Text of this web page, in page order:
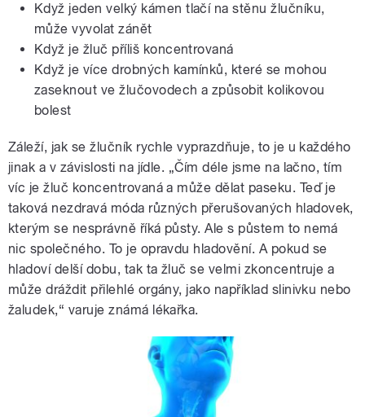
Když jeden velký kámen tlačí na stěnu žlučníku,
může vyvolat zánět
Když je žluč příliš koncentrovaná
Když je více drobných kamínků, které se mohou
zaseknout ve žlučovodech a způsobit kolikovou
bolest
Záleží, jak se žlučník rychle vyprazdňuje, to je u každého
jinak a v závislosti na jídle. „Čím déle jsme na lačno, tím
víc je žluč koncentrovaná a může dělat paseku. Teď je
taková nezdravá móda různých přerušovaných hladovek,
kterým se nesprávně říká půsty. Ale s půstem to nemá
nic společného. To je opravdu hladovění. A pokud se
hladoví delší dobu, tak ta žluč se velmi zkoncentruje a
může dráždit přilehlé orgány, jako například slinivku nebo
žaludek,“ varuje známá lékařka.